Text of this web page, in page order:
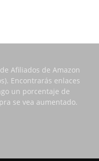
Afiliados de Amazon
Encontrarás enlaces
un porcentaje de
se vea aumentado.